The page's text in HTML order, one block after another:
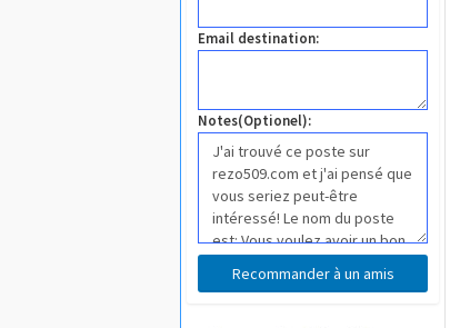
Email destination:
Notes(Optionel):